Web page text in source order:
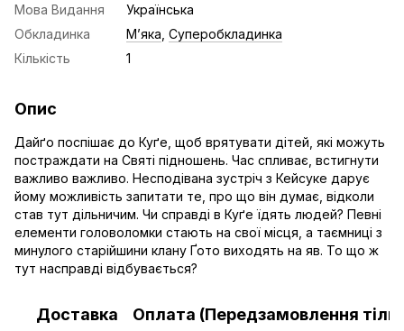
Мова Видання
Українська
Обкладинка
Мʼяка Суперобкладинка
Кількість
1
Опис
Дайґо поспішає до Куґе, щоб врятувати дітей, які можуть
постраждати на Святі підношень. Час спливає, встигнути
важливо важливо. Несподівана зустріч з Кейсуке дарує
йому можливість запитати те, про що він думає, відколи
став тут дільничим. Чи справді в Куґе їдять людей? Певні
елементи головоломки стають на свої місця, а таємниці з
минулого старійшини клану Ґото виходять на яв. То що ж
тут насправді відбувається?
Доставка Оплата (Передзамовлення